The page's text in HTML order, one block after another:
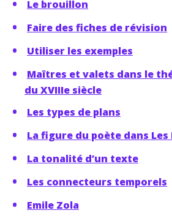
Le brouillon
Faire des fiches de révision
Utiliser les exemples
Maîtres et valets dans le
du XVIIIe siècle
Les types de plans
La figure du poète dans Les
La tonalité d’un texte
Les connecteurs temporels
Emile Zola